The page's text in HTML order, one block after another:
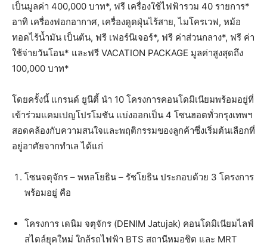
เป็นมูลค่า 400,000 บาท*, ฟรี เครื่องใช้ไฟฟ้ารวม 40 รายการ*
อาทิ เครื่องฟอกอากาศ, เครื่องดูดฝุ่นไร้สาย, ไมโครเวฟ, หม้อ
ทอดไร้น้ำมัน เป็นต้น, ฟรี เฟอร์นิเจอร์*, ฟรี ค่าส่วนกลาง*, ฟรี ค่า
ใช้จ่ายวันโอน* และฟรี VACATION PACKAGE มูลค่าสูงสุดถึง
100,000 บาท*
โดยครั้งนี้ แกรนด์ ยูนิตี้ นำ 10 โครงการคอนโดมิเนียมพร้อมอยู่ที่
เข้าร่วมแคมเปญโปรโมชัน แบ่งออกเป็น 4 โซนฮอตทั่วกรุงเทพฯ
สอดคล้องกับความสนใจและพฤติกรรมของลูกค้าซึ่งเริ่มต้นเลือกที่
อยู่อาศัยจากทำเล ได้แก่
โซนจตุจักร – พหลโยธิน – รัชโยธิน ประกอบด้วย 3 โครงการ
พร้อมอยู่ คือ
โครงการ เดนิม จตุจักร (DENIM Jatujak) คอนโดมิเนียมไลฟ์
สไตล์ยุคใหม่ ใกล้รถไฟฟ้า BTS สถานีหมอชิต และ MRT